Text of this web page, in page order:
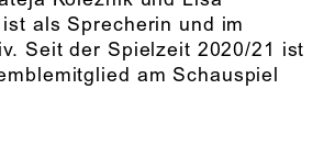
als Sprecherin und im
Seit der Spielzeit 2020/21 ist
am Schauspiel